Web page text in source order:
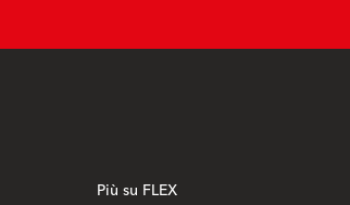
Più su FLEX